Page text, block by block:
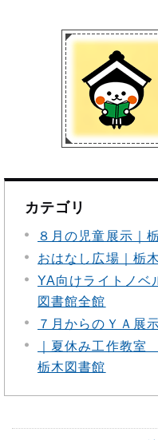
カテゴリ
８月の児童展示｜
おはなし広場｜栃
YA向けライトノベ
図書館全館
７月からのＹＡ展
｜夏休み工作教室
栃木図書館